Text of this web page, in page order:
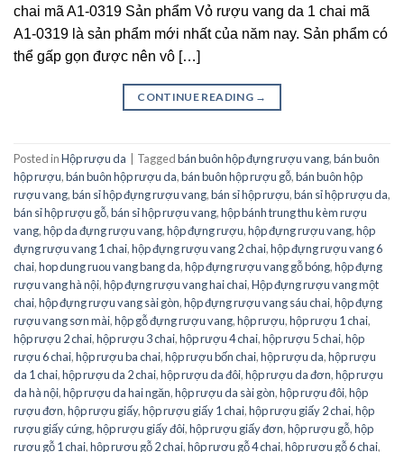
chai mã A1-0319 Sản phẩm Vỏ rượu vang da 1 chai mã
A1-0319 là sản phẩm mới nhất của năm nay. Sản phẩm có
thể gấp gọn được nên vô […]
CONTINUE READING →
Posted inHộp rượu da Taggedbán buôn hộp đựng rượu vang,bán buôn
hộp rượu,bán buôn hộp rượu da,bán buôn hộp rượu gỗ,bán buôn hộp
rượu vang,bán sỉ hộp đựng rượu vang,bán sỉ hộp rượu,bán sỉ hộp rượu da,
bán sỉ hộp rượu gỗ,bán sỉ hộp rượu vang,hộp bánh trung thu kèm rượu
vang,hộp da đựng rượu vang,hộp đựng rượu,hộp đựng rượu vang,hộp
đựng rượu vang 1 chai,hộp đựng rượu vang 2 chai,hộp đựng rượu vang 6
chai,hop dung ruou vang bang da,hộp đựng rượu vang gỗ bóng,hộp đựng
rượu vang hà nội,hộp đựng rượu vang hai chai,Hộp đựng rượu vang một
chai,hộp đựng rượu vang sài gòn,hộp đựng rượu vang sáu chai,hộp đựng
rượu vang sơn mài,hộp gỗ đựng rượu vang,hộp rượu,hộp rượu 1 chai,
hộp rượu 2 chai,hộp rượu 3 chai,hộp rượu 4 chai,hộp rượu 5 chai,hộp
rượu 6 chai,hộp rượu ba chai,hộp rượu bốn chai,hộp rượu da,hộp rượu
da 1 chai,hộp rượu da 2 chai,hộp rượu da đôi,hộp rượu da đơn,hộp rượu
da hà nội,hộp rượu da hai ngăn,hộp rượu da sài gòn,hộp rượu đôi,hộp
rượu đơn,hộp rượu giấy,hộp rượu giấy 1 chai,hộp rượu giấy 2 chai,hộp
rượu giấy cứng,hộp rượu giấy đôi,hộp rượu giấy đơn,hộp rượu gỗ,hộp
rượu gỗ 1 chai,hộp rượu gỗ 2 chai,hộp rượu gỗ 4 chai,hộp rượu gỗ 6 chai,